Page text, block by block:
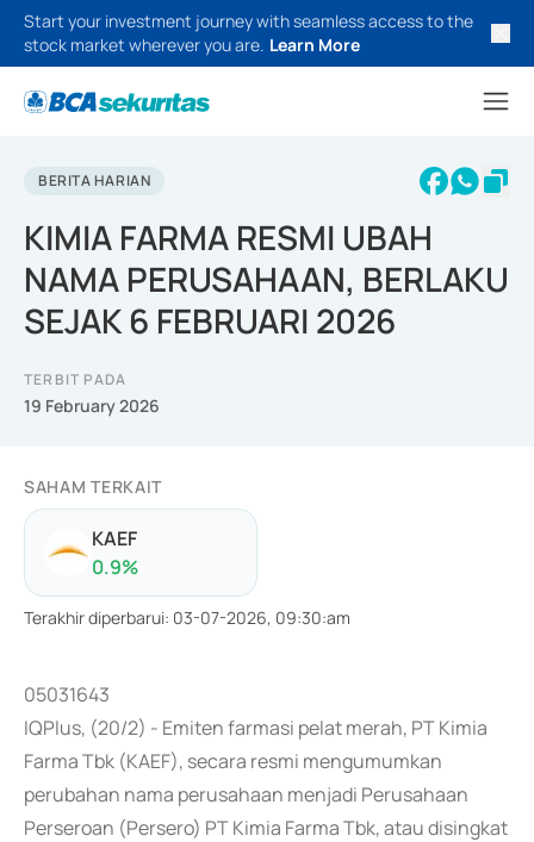
Start your investment journey with seamless access to the
stock market wherever you are. Learn More
BERITA HARIAN
KIMIA FARMA RESMI UBAH
NAMA PERUSAHAAN, BERLAKU
SEJAK 6 FEBRUARI 2026
TERBIT PADA
19 February 2026
SAHAM TERKAIT
KAEF
0.9%
Terakhir diperbarui: 03-07-2026, 09:30:am
05031643
IQPlus, (20/2) - Emiten farmasi pelat merah, PT Kimia
Farma Tbk (KAEF), secara resmi mengumumkan
perubahan nama perusahaan menjadi Perusahaan
Perseroan (Persero) PT Kimia Farma Tbk, atau disingkat